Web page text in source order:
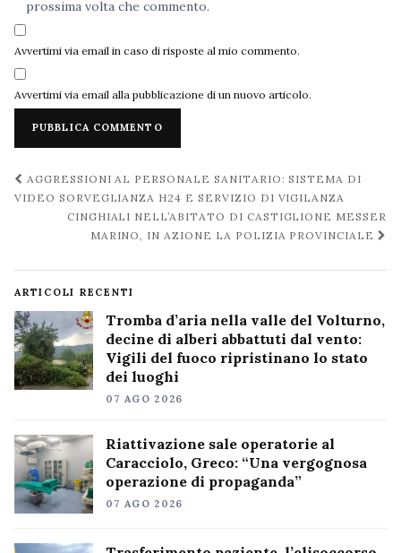
prossima volta che commento.
Avvertimi via email in caso di risposte al mio commento.
Avvertimi via email alla pubblicazione di un nuovo articolo.
Navigazione
post
AGGRESSIONI AL PERSONALE SANITARIO: SISTEMA DI
VIDEO SORVEGLIANZA H24 E SERVIZIO DI VIGILANZA
CINGHIALI NELL’ABITATO DI CASTIGLIONE MESSER
MARINO, IN AZIONE LA POLIZIA PROVINCIALE
ARTICOLI RECENTI
Tromba d’aria nella valle del Volturno,
decine di alberi abbattuti dal vento:
Vigili del fuoco ripristinano lo stato
dei luoghi
07 AGO 2026
Riattivazione sale operatorie al
Caracciolo, Greco: “Una vergognosa
operazione di propaganda”
07 AGO 2026